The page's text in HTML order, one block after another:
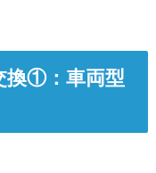
換①：車両型